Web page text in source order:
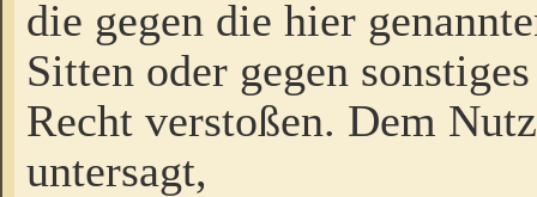
die gegen die hier
Sitten oder gegen
Recht verstoßen. Dem
untersagt,